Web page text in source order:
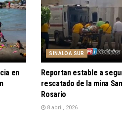
en
SINALOA SUR
Reportan estable a
rescatado de la mina
Rosario
8 abril, 2026